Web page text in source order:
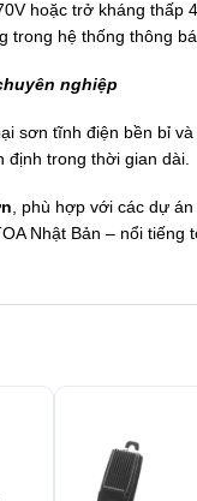
hoặc trở kháng
trong hệ thống thông
nghiệp
sơn tĩnh điện bền bỉ
định trong thời gian dài.
, phù hợp với các dự
Nhật Bản – nổi tiếng